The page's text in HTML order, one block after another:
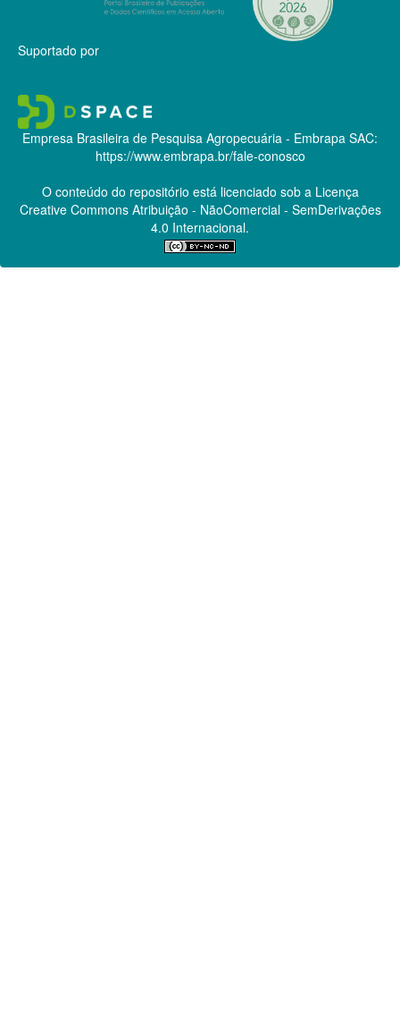
Suportado por
Empresa Brasileira de Pesquisa Agropecuária - Embrapa SAC:
https://www.embrapa.br/fale-conosco
O conteúdo do repositório está licenciado sob a Licença
Creative CommonsAtribuição - NãoComercial - SemDerivações
4.0 Internacional.